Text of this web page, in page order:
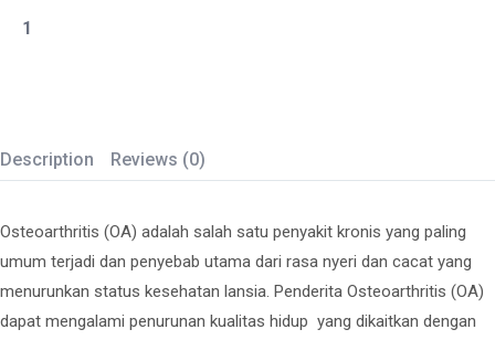
Description Reviews (0)
Osteoarthritis (OA) adalah salah satu penyakit kronis yang paling
umum terjadi dan penyebab utama dari rasa nyeri dan cacat yang
menurunkan status kesehatan lansia. Penderita Osteoarthritis (OA)
dapat mengalami penurunan kualitas hidup yang dikaitkan dengan